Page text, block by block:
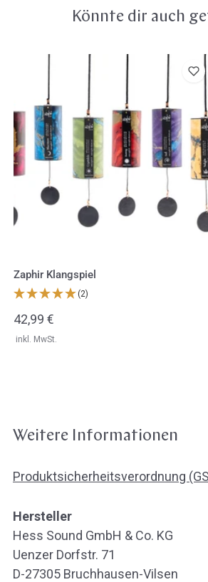
Könnte dir auch
Klangspiel
Zaphir Klangspiel
(2)
Regulärer
Preis
42,99 €
inkl. MwSt.
Weitere Informationen
Produktsicherheitsverordnung
Hersteller
Hess Sound GmbH & Co. KG
Uenzer Dorfstr. 71
D-27305 Bruchhausen-Vilsen